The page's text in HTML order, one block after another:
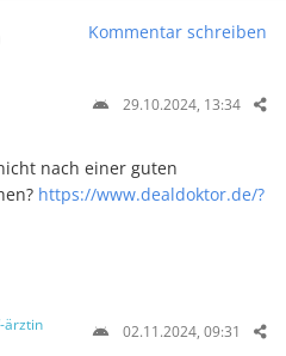
Kommentar schreiben
29.10.2024, 13:34
nach einer guten
https://www.dealdoktor.de/?
ärztin 02.11.2024, 09:31